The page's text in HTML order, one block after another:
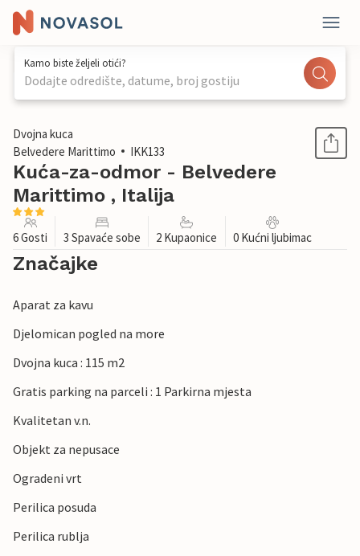
Kamo biste željeli otići?
Dodajte odredište, datume, broj gostiju
1 / 19
Dvojna kuca
Belvedere Marittimo
IKK133
Kuća-za-odmor - Belvedere
Marittimo , Italija
6 Gosti 3 Spavaće sobe 2 Kupaonice 0 Kućni ljubimac
Značajke
Aparat za kavu
Djelomican pogled na more
Dvojna kuca : 115 m2
Gratis parking na parceli : 1 Parkirna mjesta
Kvalitetan v.n.
Objekt za nepusace
Ogradeni vrt
Perilica posuda
Perilica rublja